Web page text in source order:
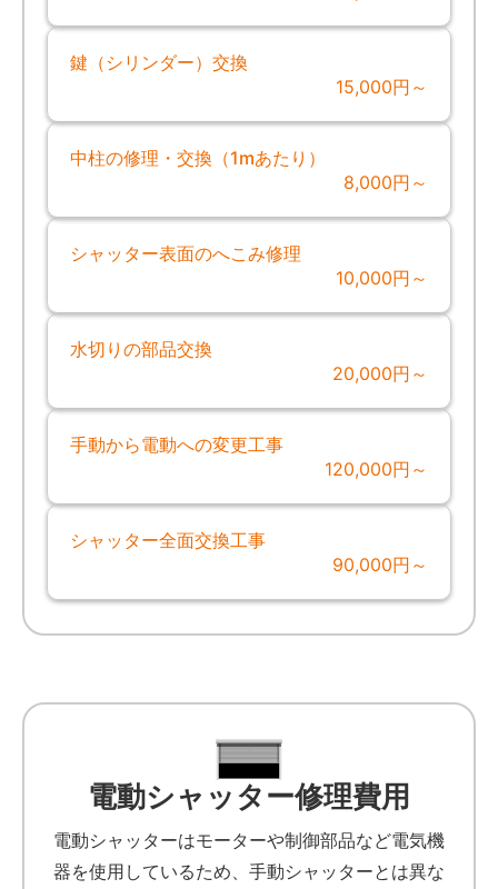
鍵（シリンダー）交換
15,000円～
中柱の修理・交換（1mあたり）
8,000円～
シャッター表面のへこみ修理
10,000円～
水切りの部品交換
20,000円～
手動から電動への変更工事
120,000円～
シャッター全面交換工事
90,000円～
電動シャッター修理費用
電動シャッターはモーターや制御部品など電気機
器を使用しているため、手動シャッターとは異な